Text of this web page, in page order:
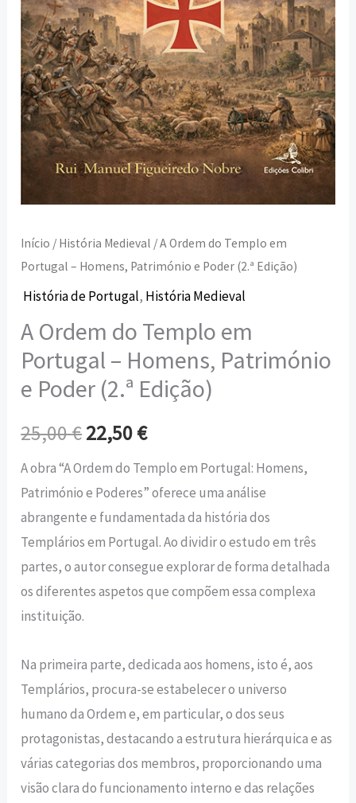
Início / História Medieval / A Ordem do Templo em
Portugal – Homens, Património e Poder (2.ª Edição)
História de Portugal, História Medieval
A Ordem do Templo em
Portugal – Homens, Património
e Poder (2.ª Edição)
25,00€22,50€
A obra “A Ordem do Templo em Portugal: Homens,
Património e Poderes” oferece uma análise
abrangente e fundamentada da história dos
Templários em Portugal. Ao dividir o estudo em três
partes, o autor consegue explorar de forma detalhada
os diferentes aspetos que compõem essa complexa
instituição.
Na primeira parte, dedicada aos homens, isto é, aos
Templários, procura-se estabelecer o universo
humano da Ordem e, em particular, o dos seus
protagonistas, destacando a estrutura hierárquica e as
várias categorias dos membros, proporcionando uma
visão clara do funcionamento interno e das relações
Património
e
Poder
(2.ª
Edição)